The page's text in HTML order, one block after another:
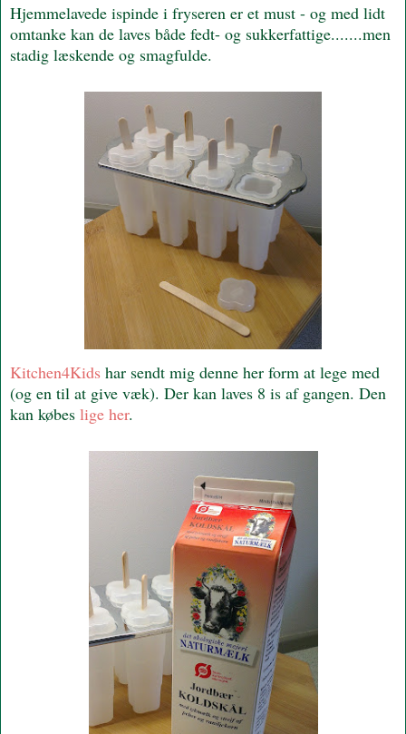
Hjemmelavede ispinde i fryseren er et must - og med lidt
omtanke kan de laves både fedt- og sukkerfattige.......men
stadig læskende og smagfulde.
Kitchen4Kids har sendt mig denne her form at lege med
(og en til at give væk). Der kan laves 8 is af gangen. Den
kan købes lige her.